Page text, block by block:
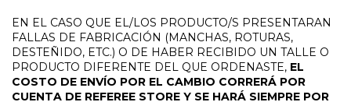
EN EL CASO QUE EL/LOS PRODUCTO/S PRESENTARAN
FALLAS DE FABRICACIÓN (MANCHAS, ROTURAS,
DESTEÑIDO, ETC.) O DE HABER RECIBIDO UN TALLE O
PRODUCTO DIFERENTE DEL QUE ORDENASTE, EL
COSTO DE ENVÍO POR EL CAMBIO CORRERÁ POR
CUENTA DE REFEREE STORE Y SE HARÁ SIEMPRE POR